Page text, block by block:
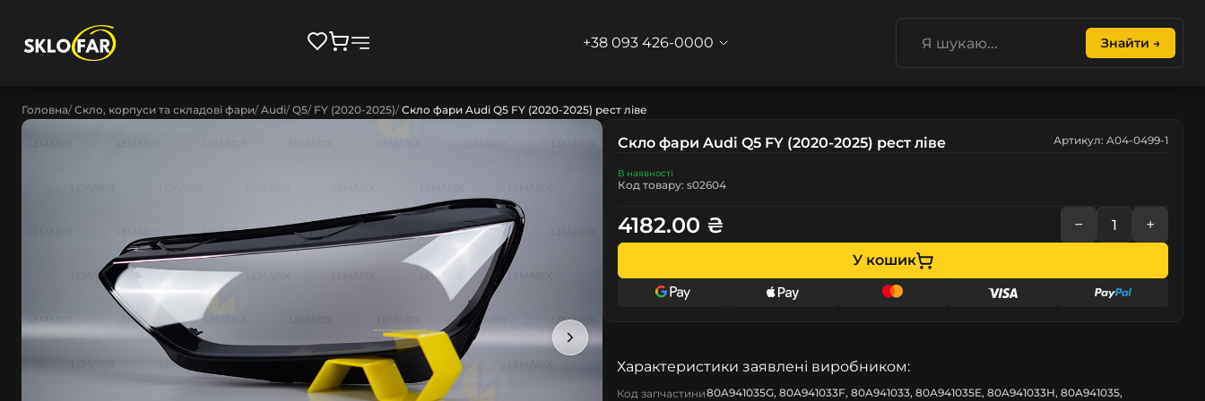
+38 093 426-0000 Знайти →
Головна Скло, корпуси та складові фари Audi Q5 FY (2020-2025) Скло фари Audi Q5 FY (2020-2025) рест ліве
Скло фари Audi Q5 FY (2020-2025) рест ліве Артикул: A04-0499-1
В наявності
Код товару: s02604
4182.00 ₴ − +
У кошик
Характеристики заявлені виробником:
Код запчастини80A941035G, 80A941033F, 80A941033, 80A941035E, 80A941033H, 80A941035,